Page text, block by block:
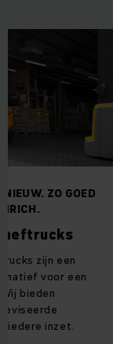
ZO GOED
zijn een
voor een
bieden
iedere inzet.